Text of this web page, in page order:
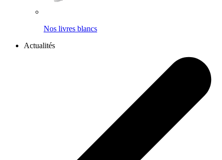
Nos livres blancs
Actualités